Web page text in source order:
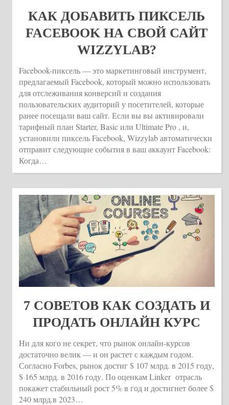
КАК ДОБАВИТЬ ПИКСЕЛЬ
FACEBOOK НА СВОЙ САЙТ
WIZZYLAB?
Facebook-пиксель — это маркетинговый инструмент,
предлагаемый Facebook, который можно использовать
для отслеживания конверсий и создания
пользовательских аудиторий у посетителей, которые
ранее посещали ваш сайт. Если вы вы активировали
тарифный план Starter, Basic или Ultimate Pro , и,
установили пиксель Facebook, Wizzylab автоматически
отправит следующие события в ваш аккаунт Facebook:
Когда…
7 СОВЕТОВ КАК СОЗДАТЬ И
ПРОДАТЬ ОНЛАЙН КУРС
Ни для кого не секрет, что рынок онлайн-курсов
достаточно велик — и он растет с каждым годом.
Согласно Forbes, рынок достиг $ 107 млрд. в 2015 году,
$ 165 млрд. в 2016 году. По оценкам Linker отрасль
покажет стабильный рост 5% в год и достигнет более $
240 млрд.в 2023…